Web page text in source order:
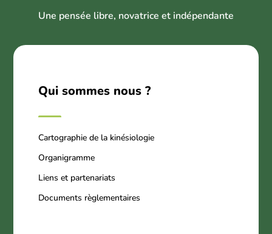
Une pensée libre, novatrice et indépendante
Qui sommes nous ?
Cartographie de la kinésiologie
Organigramme
Liens et partenariats
Documents règlementaires